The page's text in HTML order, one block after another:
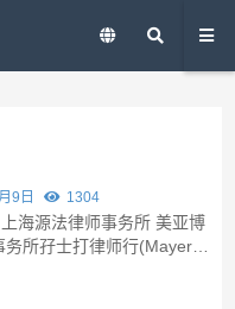
9日 1304
海源法律师事务所 美亚博
务所孖士打律师行(Mayer